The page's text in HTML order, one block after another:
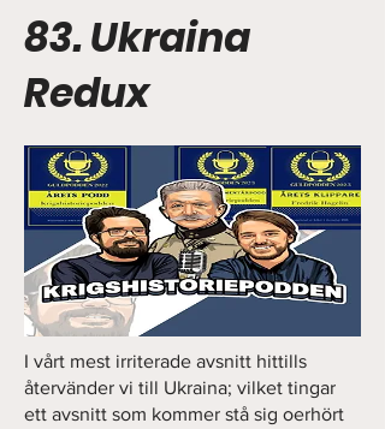
83. Ukraina
Redux
I vårt mest irriterade avsnitt hittills
återvänder vi till Ukraina; vilket tingar
ett avsnitt som kommer stå sig oerhört